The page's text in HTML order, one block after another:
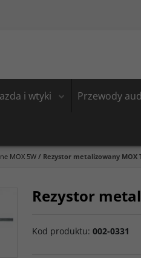
i wtyki Przewody
MOX 5W/ Rezystor metalizowany MOX
Rezystor
Kod produktu: 002-0331